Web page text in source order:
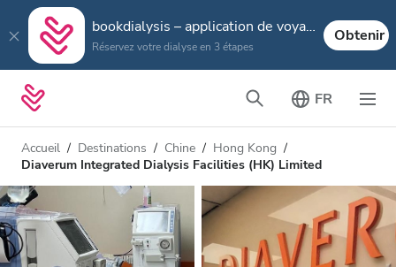
bookdialysis – application de voyage
Réservez votre dialyse en 3 étapes
Obtenir
FR
Accueil Destinations Chine
Hong Kong
Diaverum Integrated Dialysis Facilities (HK) Limited